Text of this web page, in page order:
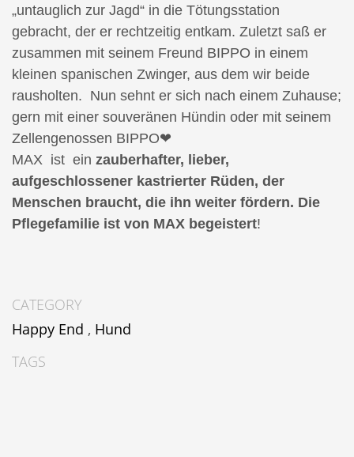
„untauglich zur Jagd“ in die Tötungsstation
gebracht, der er rechtzeitig entkam. Zuletzt saß er
zusammen mit seinem Freund BIPPO in einem
kleinen spanischen Zwinger, aus dem wir beide
rausholten. Nun sehnt er sich nach einem Zuhause;
gern mit einer souveränen Hündin oder mit seinem
Zellengenossen BIPPO❤
MAX ist ein zauberhafter, lieber,
aufgeschlossener kastrierter Rüden, der
Menschen braucht, die ihn weiter fördern. Die
Pflegefamilie ist von MAX begeistert!
CATEGORY
Happy End , Hund
TAGS